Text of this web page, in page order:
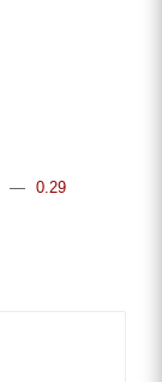
— 0.29